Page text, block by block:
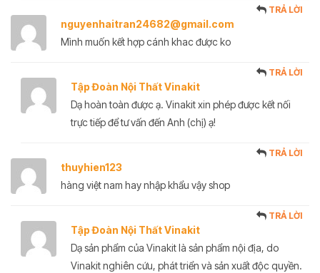
nguyenhaitran24682@gmail.com
TRẢ LỜI
Mình muốn kết hợp cánh khac được ko
Tập Đoàn Nội Thất Vinakit
TRẢ LỜI
Dạ hoàn toàn được ạ. Vinakit xin phép được kết nối
trực tiếp để tư vấn đến Anh (chị) ạ!
thuyhien123
TRẢ LỜI
hàng việt nam hay nhập khẩu vậy shop
Tập Đoàn Nội Thất Vinakit
TRẢ LỜI
Dạ sản phẩm của Vinakit là sản phẩm nội địa, do
Vinakit nghiên cứu, phát triển và sản xuất độc quyền.